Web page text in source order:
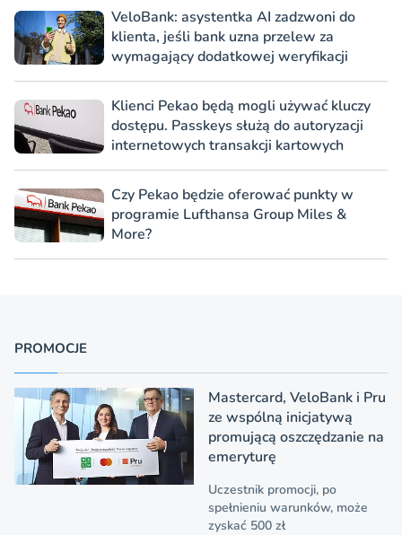
VeloBank: asystentka AI zadzwoni do
klienta, jeśli bank uzna przelew za
wymagający dodatkowej weryfikacji
Klienci Pekao będą mogli używać kluczy
dostępu. Passkeys służą do autoryzacji
internetowych transakcji kartowych
Czy Pekao będzie oferować punkty w
programie Lufthansa Group Miles &
More?
PROMOCJE
Mastercard, VeloBank i Pru
ze wspólną inicjatywą
promującą oszczędzanie na
emeryturę
Uczestnik promocji, po
spełnieniu warunków, może
zyskać 500 zł